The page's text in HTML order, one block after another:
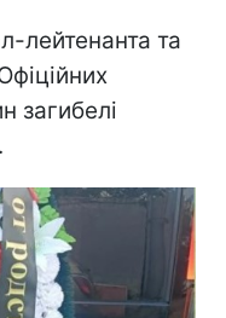
лейтенанта та
загибелі